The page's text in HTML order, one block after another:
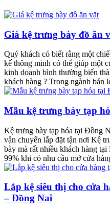
Giá kệ trưng bày đồ ăn
Quý khách có biết rằng một
kế thông minh có thể giúp một
kinh doanh bình thường biến
khách hàng ? Trong ngành
Mẫu kệ trưng bày tạp
Kệ trưng bày tạp hóa tại Đồng
vận chuyển lắp đặt tận nơi Kệ
bày mà rất nhiều khách hàng
99% khi có nhu cầu mở cửa
Lắp kệ siêu thị cho cửa
– Đồng Nai